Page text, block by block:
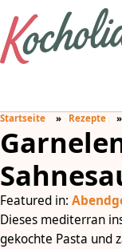
Startseite Rezepte
Featured in:
Dieses mediterran
gekochte Pasta und